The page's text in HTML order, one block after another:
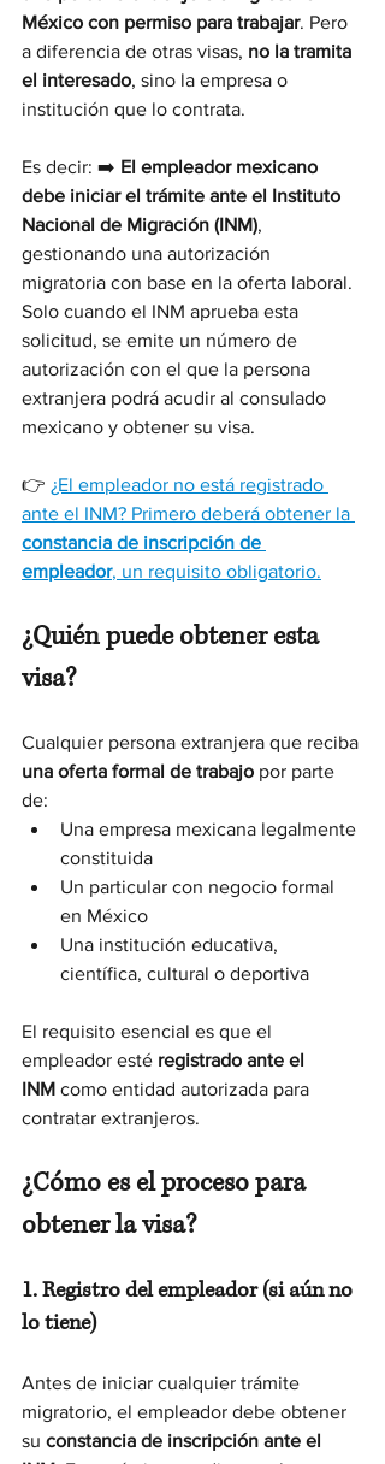
México con permiso para trabajar. Pero
a diferencia de otras visas, no la tramita
el interesado, sino la empresa o
institución que lo contrata.
Es decir: ➡️ El empleador mexicano
debe iniciar el trámite ante el Instituto
Nacional de Migración (INM),
gestionando una autorización
migratoria con base en la oferta laboral.
Solo cuando el INM aprueba esta
solicitud, se emite un número de
autorización con el que la persona
extranjera podrá acudir al consulado
mexicano y obtener su visa.
👉 ¿El empleador no está registrado
ante el INM? Primero deberá obtener la
constancia de inscripción de
empleador, un requisito obligatorio.
¿Quién puede obtener esta
visa?
Cualquier persona extranjera que reciba
una oferta formal de trabajo por parte
de:
Una empresa mexicana legalmente
constituida
Un particular con negocio formal
en México
Una institución educativa,
científica, cultural o deportiva
El requisito esencial es que el
empleador esté registrado ante el
INM como entidad autorizada para
contratar extranjeros.
¿Cómo es el proceso para
obtener la visa?
1. Registro del empleador (si aún no
lo tiene)
Antes de iniciar cualquier trámite
migratorio, el empleador debe obtener
su constancia de inscripción ante el